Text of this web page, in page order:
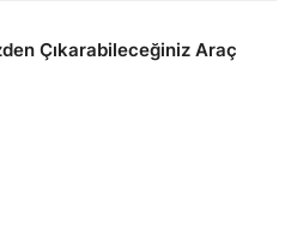
Çıkarabileceğiniz Araç